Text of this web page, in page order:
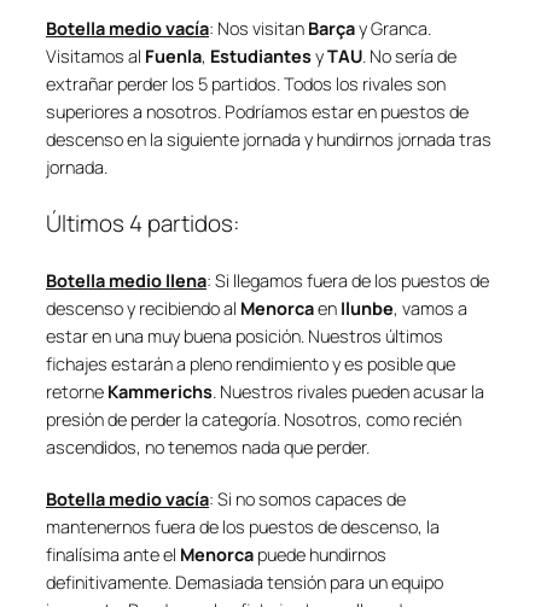
Botella medio vacía: Nos visitan Barçay Granca.
Visitamos al Fuenla, EstudiantesyTAU. No sería de
extrañar perder los 5 partidos. Todos los rivales son
superiores a nosotros. Podríamos estar en puestos de
descenso en la siguiente jornada y hundirnos jornada tras
jornada.
Últimos 4 partidos:
Botella medio llena: Si llegamos fuera de los puestos de
descenso y recibiendo al Menorcaen Ilunbe, vamos a
estar en una muy buena posición. Nuestros últimos
fichajes estarán a pleno rendimiento y es posible que
retorne Kammerichs. Nuestros rivales pueden acusar la
presión de perder la categoría. Nosotros, como recién
ascendidos, no tenemos nada que perder.
Botella medio vacía: Si no somos capaces de
mantenernos fuera de los puestos de descenso, la
finalísima ante el Menorca puede hundirnos
definitivamente. Demasiada tensión para un equipo